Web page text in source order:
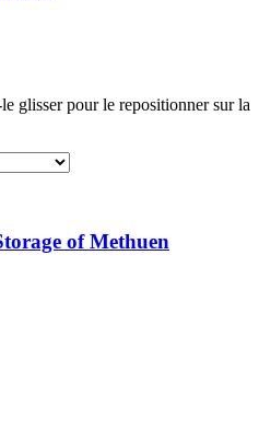
glisser pour le repositionner sur la
of Methuen